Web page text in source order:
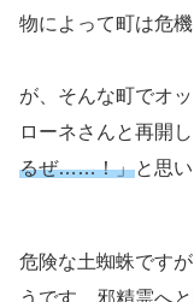
物によって町は危
が、そんな町でオ
ローネさんと再開
るぜ……！」と思い
危険な土蜘蛛です